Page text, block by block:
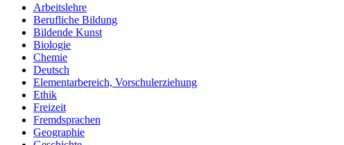
Arbeitslehre
Berufliche Bildung
Bildende Kunst
Biologie
Chemie
Deutsch
Elementarbereich, Vorschulerziehung
Ethik
Freizeit
Fremdsprachen
Geographie